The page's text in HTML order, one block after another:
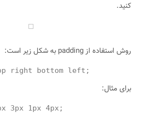
کنید.
روش استفاده از padding به شکل زیر است:
right bottom left;
برای مثال:
3px 1px 4px;